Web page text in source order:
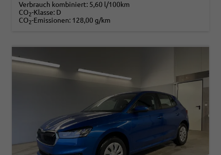
Verbrauch kombiniert: 5,60 l/100km
CO2-Klasse: D
CO2-Emissionen: 128,00 g/km